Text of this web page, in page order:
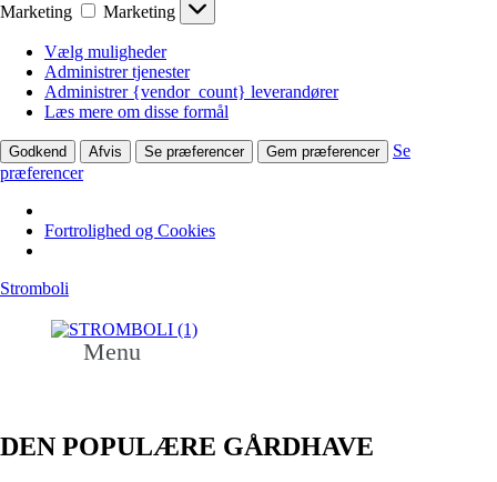
Marketing
Marketing
Vælg muligheder
Administrer tjenester
Administrer {vendor_count} leverandører
Læs mere om disse formål
Godkend Afvis Se præferencer Gem præferencer
Se
præferencer
Fortrolighed og Cookies
Stromboli
Menu
DEN POPULÆRE GÅRDHAVE